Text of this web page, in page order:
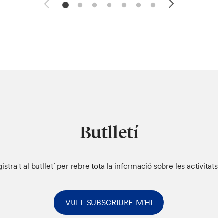
Butlletí
al butlletí per rebre tota la informació sobre les
VULL SUBSCRIURE-M'HI